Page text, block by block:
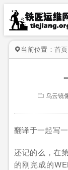
当前位置： 首页
乌云镜
翻译于一起写
还记的么，在
的刚完成的